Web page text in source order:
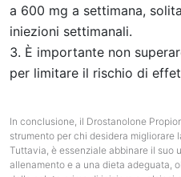
a 600 mg a settimana,
iniezioni settimanali.
È importante non
per limitare il rischio di
In conclusione, il Drostanolone
strumento per chi desidera migliorare
Tuttavia, è essenziale abbinare il suo
allenamento e a una dieta adeguata,